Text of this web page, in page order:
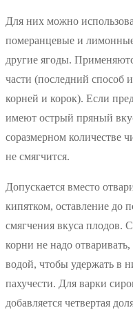
Для них можно
померанцевые и
другие ягоды.
части (последний способ
корней и корок). Если
имеют острый пряный
соразмерном количестве
не смягчится.
Допускается вместо
кипятком, оставление до
смягчения вкуса плодов.
корни не надо
водой, чтобы удержать в
пахучести. Для варки
добавляется четвертая